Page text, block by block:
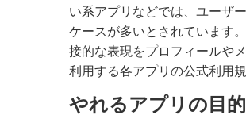
い系アプリなどでは、ユーザ
ケースが多いとされています
接的な表現をプロフィールや
利用する各アプリの公式利用
やれるアプリの目